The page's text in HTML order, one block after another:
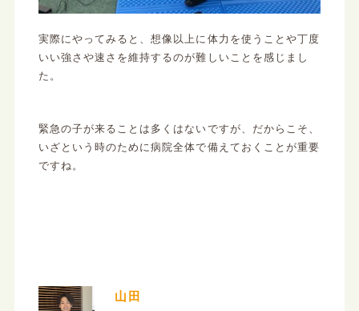
実際にやってみると、想像以上に体力を使うことや丁度
いい強さや速さを維持するのが難しいことを感じまし
た。
緊急の子が来ることは多くはないですが、だからこそ、
いざという時のために病院全体で備えておくことが重要
ですね。
山田